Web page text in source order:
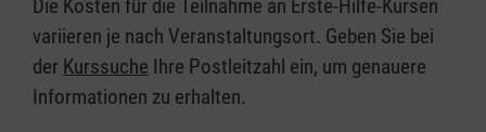
Die Kosten für die Teilnahme an Erste-Hilfe-Kursen
variieren je nach Veranstaltungsort. Geben Sie bei
der Kurssuche Ihre Postleitzahl ein, um genauere
Informationen zu erhalten.